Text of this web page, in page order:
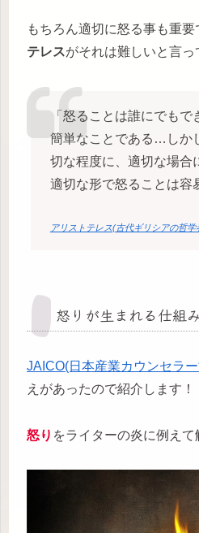
もちろん適切に怒る事も重要
テレスがそれは難しいと言っ
「怒ることは誰にでもで
簡単なことである…しか
切な程度に、適切な場合
適切な形で怒ることは容
アリストテレス(古代ギリシアの哲学
怒りが生まれる仕組
JAICO(日本産業カウンセラ
えがあったので紹介します！
怒り をライターの炎に例えて